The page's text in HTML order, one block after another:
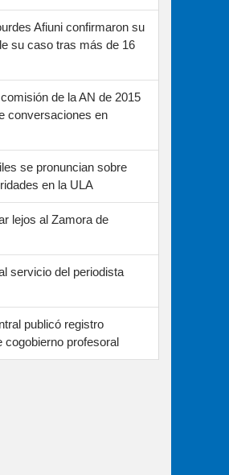
Afiuni confirmaron su
su caso tras más de 16
de la AN de 2015
conversaciones en
se pronuncian sobre
en la ULA
lejos al Zamora de
servicio del periodista
publicó registro
cogobierno profesoral